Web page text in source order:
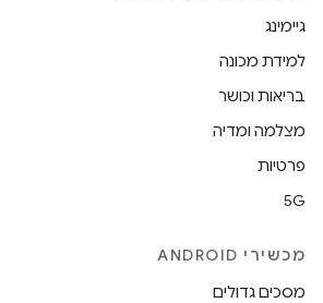
גיימינג
למידת מכונה
בריאות וכושר
מצלמה ומדיה
פרטיות
5G
מכשירי ANDROID
מסכים גדולים